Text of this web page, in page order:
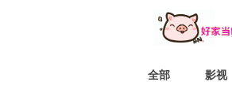
全部 影视